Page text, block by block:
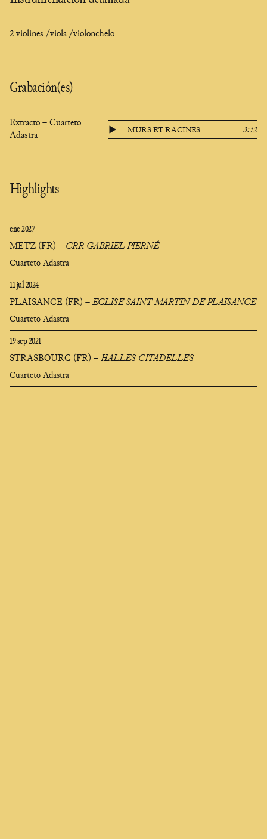
2 violines /viola /violonchelo
Grabación(es)
Extracto – Cuarteto
Adastra
MURS ET RACINES 3:12
Highlights
ene 2027
METZ (FR) – CRR GABRIEL PIERNÉ
Cuarteto Adastra
11 jul 2024
PLAISANCE (FR) –EGLISE SAINT MARTIN DE PLAISANCE
Cuarteto Adastra
19 sep 2021
STRASBOURG (FR) –HALLES CITADELLES
Cuarteto Adastra